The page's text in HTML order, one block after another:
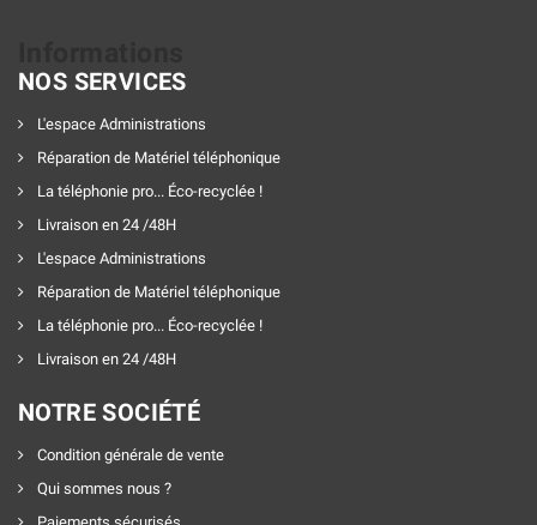
NOS SERVICES
L'espace Administrations
Réparation de Matériel téléphonique
La téléphonie pro... Éco-recyclée !
Livraison en 24 /48H
L'espace Administrations
Réparation de Matériel téléphonique
La téléphonie pro... Éco-recyclée !
Livraison en 24 /48H
NOTRE SOCIÉTÉ
Condition générale de vente
Qui sommes nous ?